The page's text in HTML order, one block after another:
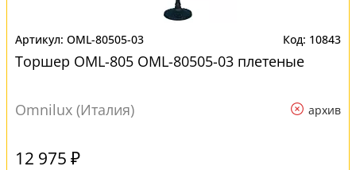
OML-80505-03 10843
Торшер OML-805 OML-80505-03 плетеные
Omnilux (Италия) архив
12 975 ₽